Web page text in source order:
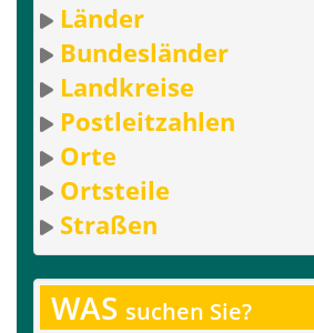
Länder
Bundesländer
Landkreise
Postleitzahlen
Orte
Ortsteile
Straßen
WAS suchen Sie?